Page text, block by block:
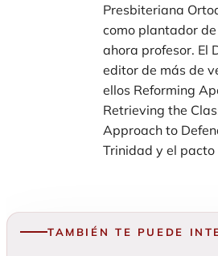
Presbiteriana
como plantador
ahora profesor. El
editor de más de
ellos Reforming
Retrieving the
Approach to
Trinidad y el pacto
TAMBIÉN TE PUEDE